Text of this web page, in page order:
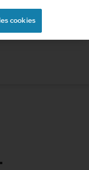
cookies